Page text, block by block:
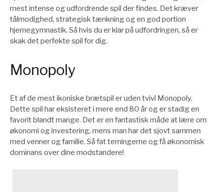
mest intense og udfordrende spil der findes. Det kræver
tålmodighed, strategisk tænkning og en god portion
hjernegymnastik. Så hvis du er klar på udfordringen, så er
skak det perfekte spil for dig.
Monopoly
Et af de mest ikoniske brætspil er uden tvivl Monopoly.
Dette spil har eksisteret i mere end 80 år og er stadig en
favorit blandt mange. Det er en fantastisk måde at lære om
økonomi og investering, mens man har det sjovt sammen
med venner og familie. Så fat terningerne og få økonomisk
dominans over dine modstandere!